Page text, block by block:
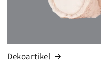
Dekoartikel